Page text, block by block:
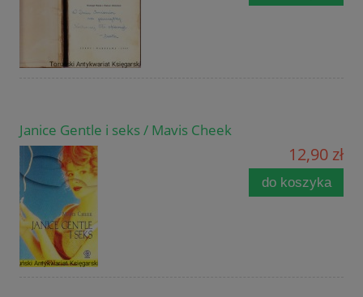
Janice Gentle i seks / Mavis Cheek
12,90 zł
do koszyka